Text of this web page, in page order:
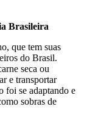
Brasileira
que tem suas
do Brasil.
seca ou
e transportar
foi se adaptando e
sobras de